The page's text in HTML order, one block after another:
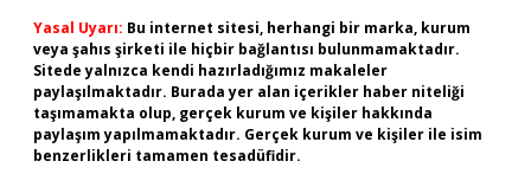
Yasal Uyarı: Bu internet sitesi, herhangi bir marka, kurum
veya şahıs şirketi ile hiçbir bağlantısı bulunmamaktadır.
Sitede yalnızca kendi hazırladığımız makaleler
paylaşılmaktadır. Burada yer alan içerikler haber niteliği
taşımamakta olup, gerçek kurum ve kişiler hakkında
paylaşım yapılmamaktadır. Gerçek kurum ve kişiler ile isim
benzerlikleri tamamen tesadüfidir.